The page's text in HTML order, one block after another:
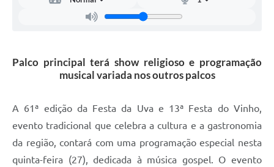
Galeria de Vídeos
Links Úteis
Palco principal terá show religioso e programação
musical variada nos outros palcos
A 61ª edição da Festa da Uva e 13ª Festa do Vinho,
evento tradicional que celebra a cultura e a gastronomia
da região, contará com uma programação especial nesta
quinta-feira (27), dedicada à música gospel. O evento